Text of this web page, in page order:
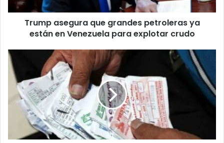
Venezuela
explotar
Trump asegura que grandes petroleras ya
están en Venezuela para explotar crudo
Querétaro
aprueba
sanciones
penales
contra
cobranza
violenta
créditos